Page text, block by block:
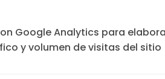
Google Analytics para
y volumen de visitas del sitio